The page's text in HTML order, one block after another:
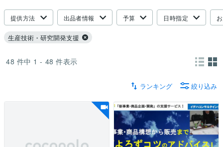
提供方法 出品者情報 予算 日時指定
生産技術・研究開発支援
48 件中 1 - 48 件表示
ランキング 絞り込み